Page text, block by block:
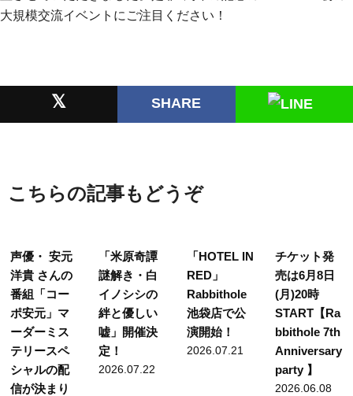
大規模交流イベントにご注目ください！
𝕏 SHARE
こちらの記事もどうぞ
声優・ 安元
洋貴 さんの
番組「コー
ポ安元」マ
ーダーミス
テリースペ
シャルの配
信が決まり
「米原奇譚
謎解き・白
イノシシの
絆と優しい
嘘」開催決
定！
2026.07.22
「HOTEL IN
RED」
Rabbithole
池袋店で公
演開始！
2026.07.21
チケット発
売は6月8日
(月)20時
START【Ra
bbithole 7th
Anniversary
party 】
2026.06.08